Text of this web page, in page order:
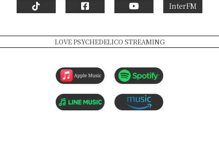
InterFM
LOVE PSYCHEDELICO STREAMING